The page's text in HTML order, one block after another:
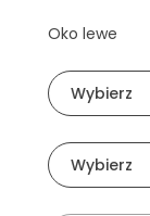
Oko lewe